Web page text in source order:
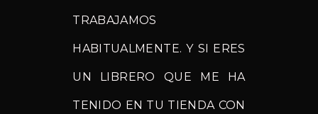
TRABAJAMOS
HABITUALMENTE. Y SI ERES
UN LIBRERO QUE ME HA
TENIDO EN TU TIENDA CON